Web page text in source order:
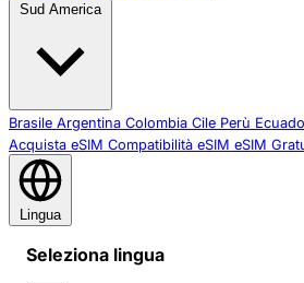
Sud America
Brasile Argentina Colombia Cile Perù
Acquista eSIM Compatibilità eSIM eSIM
Lingua
Seleziona lingua